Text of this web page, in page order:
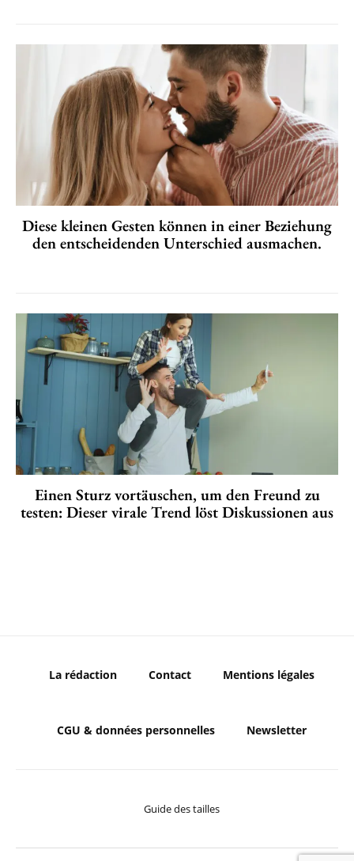
Diese kleinen Gesten können in einer Beziehung
den entscheidenden Unterschied ausmachen.
Einen Sturz vortäuschen, um den Freund zu
testen: Dieser virale Trend löst Diskussionen aus
La rédaction Contact Mentions légales
CGU & données personnelles Newsletter
Guide des tailles